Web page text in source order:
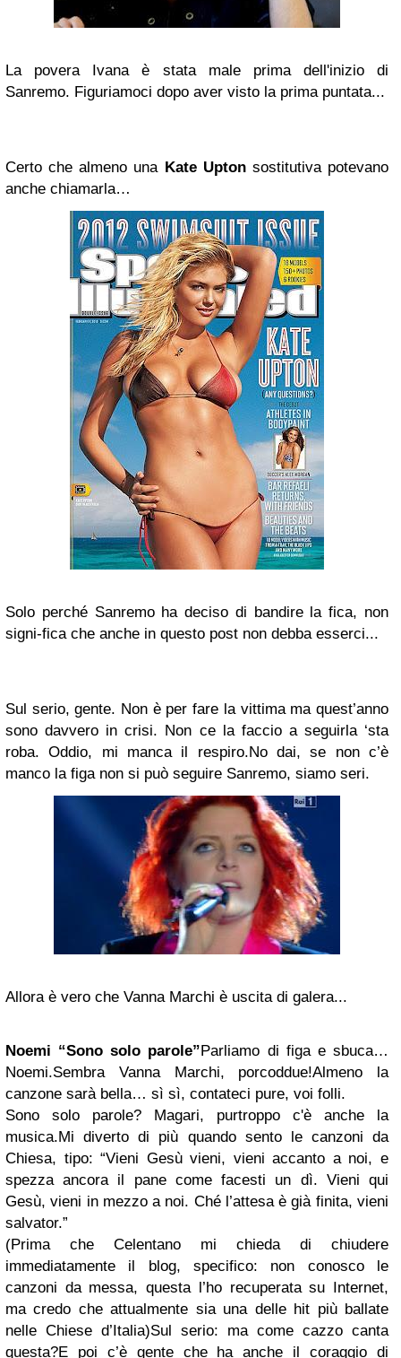
La povera Ivana è stata male prima dell'inizio di
Sanremo. Figuriamoci dopo aver visto la prima puntata...
Certo che almeno una Kate Uptonsostitutiva potevano
anche chiamarla…
Solo perché Sanremo ha deciso di bandire la fica, non
signi-fica che anche in questo post non debba esserci...
Sul serio, gente. Non è per fare la vittima ma quest’anno
sono davvero in crisi. Non ce la faccio a seguirla ‘sta
roba. Oddio, mi manca il respiro.No dai, se non c’è
manco la figa non si può seguire Sanremo, siamo seri.
Allora è vero che Vanna Marchi è uscita di galera...
Noemi “Sono solo parole”Parliamo di figa e sbuca…
Noemi.Sembra Vanna Marchi, porcoddue!Almeno la
canzone sarà bella… sì sì, contateci pure, voi folli.
Sono solo parole? Magari, purtroppo c'è anche la
musica.Mi diverto di più quando sento le canzoni da
Chiesa, tipo: “Vieni Gesù vieni, vieni accanto a noi, e
spezza ancora il pane come facesti un dì. Vieni qui
Gesù, vieni in mezzo a noi. Ché l’attesa è già finita, vieni
salvator.”
(Prima che Celentano mi chieda di chiudere
immediatamente il blog, specifico: non conosco le
canzoni da messa, questa l’ho recuperata su Internet,
ma credo che attualmente sia una delle hit più ballate
nelle Chiese d’Italia)Sul serio: ma come cazzo canta
questa?E poi c’è gente che ha anche il coraggio di